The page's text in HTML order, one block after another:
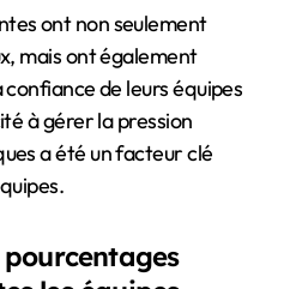
ont non seulement
mais ont également
de leurs équipes
à gérer la pression
a été un facteur clé